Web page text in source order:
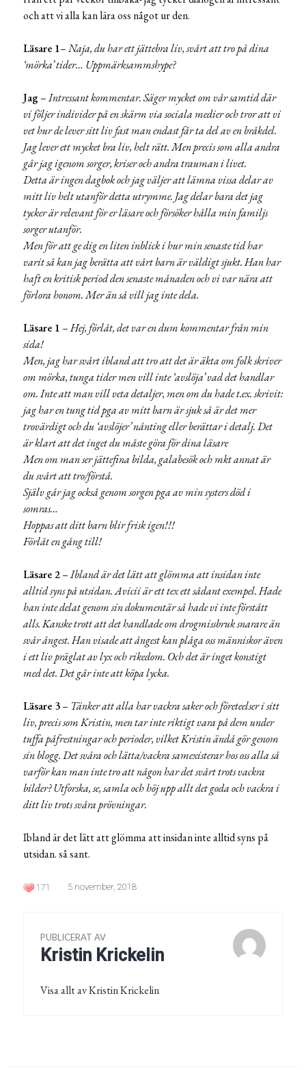
och att vi alla kan lära oss något ur den.
Läsare 1–Naja, du har ett jättebra liv, svårt att tro på dina
‘mörka’ tider… Uppmärksammshype?
Jag–Intressant kommentar. Säger mycket om vår samtid där
vi följer individer på en skärm via sociala medier och tror att vi
vet hur de lever sitt liv fast man endast får ta del av en bråkdel.
Jag lever ett mycket bra liv, helt rätt. Men precis som alla andra
går jag igenom sorger, kriser och andra trauman i livet.
Detta är ingen dagbok och jag väljer att lämna vissa delar av
mitt liv helt utanför detta utrymme. Jag delar bara det jag
tycker är relevant för er läsare och försöker hålla min familjs
sorger utanför.
Men för att ge dig en liten inblick i hur min senaste tid har
varit så kan jag berätta att vårt barn är väldigt sjukt. Han har
haft en kritisk period den senaste månaden och vi var nära att
förlora honom. Mer än så vill jag inte dela.
Läsare 1–Hej, förlåt, det var en dum kommentar från min
sida!
Men, jag har svårt ibland att tro att det är äkta om folk skriver
om mörka, tunga tider men vill inte ‘avslöja’ vad det handlar
om. Inte att man vill veta detaljer, men om du hade t.ex. skrivit:
jag har en tung tid pga av mitt barn är sjuk så är det mer
trovärdigt och du ‘avslöjer’ nånting eller berättar i detalj. Det
är klart att det inget du måste göra för dina läsare
Men om man ser jättefina bilda, galabesök och mkt annat är
du svårt att tro/förstå.
Själv går jag också genom sorgen pga av min systers död i
somras…
Hoppas att ditt barn blir frisk igen!!!
Förlåt en gång till!
Läsare 2–Ibland är det lätt att glömma att insidan inte
alltid syns på utsidan. Avicii är ett tex ett sådant exempel. Hade
han inte delat genom sin dokumentär så hade vi inte förstått
alls. Kanske trott att det handlade om drogmissbruk snarare än
svår ångest. Han visade att ångest kan plåga oss människor även
i ett liv präglat av lyx och rikedom. Och det är inget konstigt
med det. Det går inte att köpa lycka.
Läsare 3– Tänker att alla har vackra saker och företeelser i sitt
liv, precis som Kristin, men tar inte riktigt vara på dem under
tuffa påfrestningar och perioder, vilket Kristin ändå gör genom
sin blogg. Det svåra och lätta/vackra samexisterar hos oss alla så
varför kan man inte tro att någon har det svårt trots vackra
bilder? Utforska, se, samla och höj upp allt det goda och vackra i
ditt liv trots svåra prövningar.
Ibland är det lätt att glömma att insidan inte alltid syns på
utsidan. så sant.
171 5 november, 2018
PUBLICERAT AV
Kristin Krickelin
Visa allt av Kristin Krickelin